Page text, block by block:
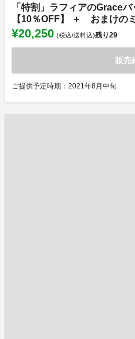
「特割」ラフィアのGrace
【10％OFF】 ＋ おまけの
¥20,250 (税込/送料込)残り29
販売
ご提供予定時期：2021年8月中旬